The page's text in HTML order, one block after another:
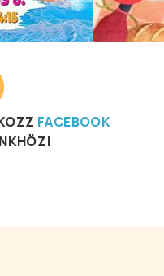
FACEBOOK